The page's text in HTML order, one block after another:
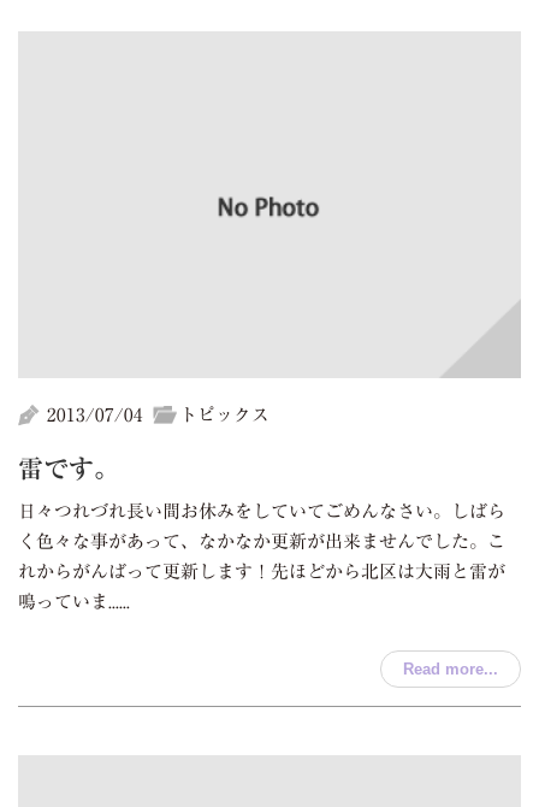
2013/07/04 トピックス
雷です。
日々つれづれ長い間お休みをしていてごめんなさい。しばら
く色々な事があって、なかなか更新が出来ませんでした。こ
れからがんばって更新します！先ほどから北区は大雨と雷が
鳴っていま......
Read more...